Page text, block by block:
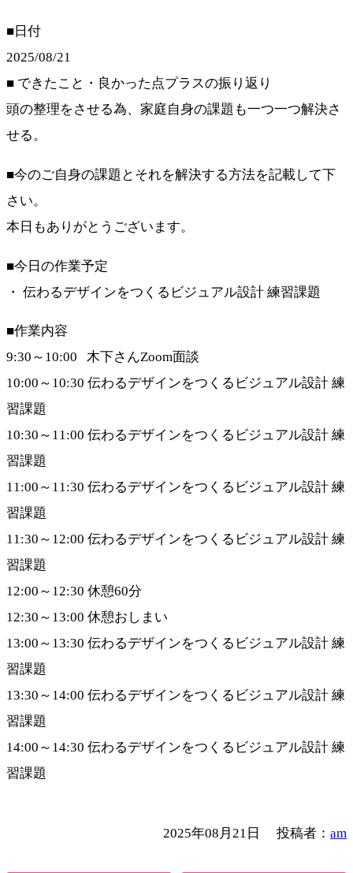
■日付
2025/08/21
■ できたこと・良かった点プラスの振り返り
頭の整理をさせる為、家庭自身の課題も一つ一つ解決さ
せる。
■今のご自身の課題とそれを解決する方法を記載して下
さい。
本日もありがとうございます。
■今日の作業予定
・ 伝わるデザインをつくるビジュアル設計 練習課題
■作業内容
9:30～10:00 木下さんZoom面談
10:00～10:30 伝わるデザインをつくるビジュアル設計 練
習課題
10:30～11:00 伝わるデザインをつくるビジュアル設計 練
習課題
11:00～11:30 伝わるデザインをつくるビジュアル設計 練
習課題
11:30～12:00 伝わるデザインをつくるビジュアル設計 練
習課題
12:00～12:30 休憩60分
12:30～13:00 休憩おしまい
13:00～13:30 伝わるデザインをつくるビジュアル設計 練
習課題
13:30～14:00 伝わるデザインをつくるビジュアル設計 練
習課題
14:00～14:30 伝わるデザインをつくるビジュアル設計 練
習課題
2025年08月21日 投稿者： am